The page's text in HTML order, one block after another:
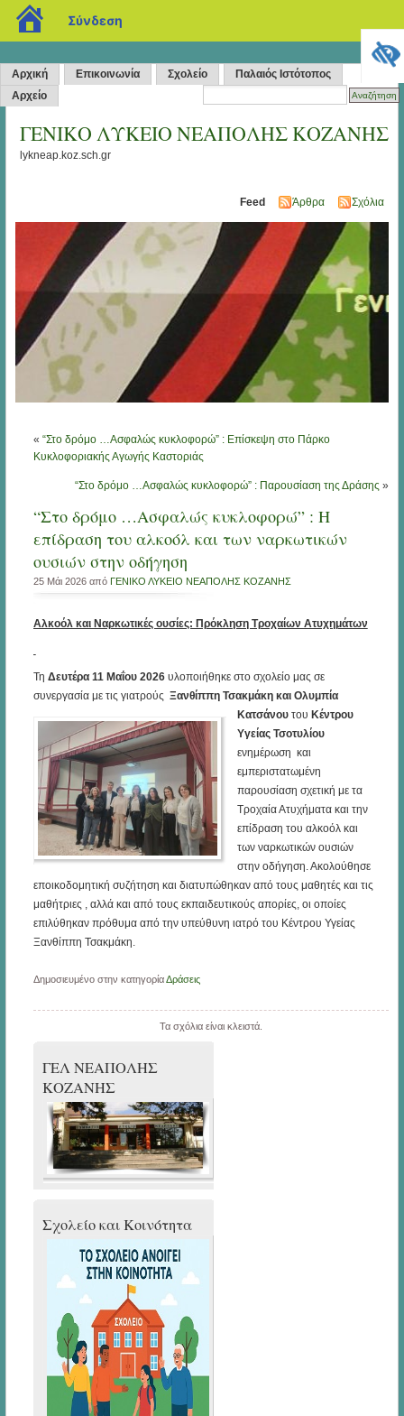
Αρχική Επικοινωνία Σχολείο
Παλαιός Ιστότοπος
Αρχείο
ΓΕΝΙΚΟ ΛΥΚΕΙΟ ΝΕΑΠΟΛΗΣ ΚΟΖΑΝΗΣ
lykneap.koz.sch.gr
Feed Άρθρα Σχόλια
« “Στο δρόμο …Ασφαλώς κυκλοφορώ” : Επίσκεψη στο Πάρκο
Κυκλοφοριακής Αγωγής Καστοριάς
“Στο δρόμο …Ασφαλώς κυκλοφορώ” : Παρουσίαση της Δράσης »
“Στο δρόμο …Ασφαλώς κυκλοφορώ” : Η
επίδραση του αλκοόλ και των ναρκωτικών
ουσιών στην οδήγηση
25 Μάι 2026 από ΓΕΝΙΚΟ ΛΥΚΕΙΟ ΝΕΑΠΟΛΗΣ ΚΟΖΑΝΗΣ
Αλκοόλ και Ναρκωτικές ουσίες: Πρόκληση Τροχαίων Ατυχημάτων
Τη Δευτέρα 11 Μαΐου 2026υλοποιήθηκε στο σχολείο μας σε
συνεργασία με τις γιατρούς Ξανθίππη Τσακμάκη καιΟλυμπία
Κατσάνουτου Κέντρου
Υγείας Τσοτυλίου
ενημέρωση και
εμπεριστατωμένη
παρουσίαση σχετική με τα
Τροχαία Ατυχήματα και την
επίδραση του αλκοόλ και
των ναρκωτικών ουσιών
στην οδήγηση. Ακολούθησε
εποικοδομητική συζήτηση και διατυπώθηκαν από τους μαθητές και τις
μαθήτριες , αλλά και από τους εκπαιδευτικούς απορίες, οι οποίες
επιλύθηκαν πρόθυμα από την υπεύθυνη ιατρό του Κέντρου Υγείας
Ξανθίππη Τσακμάκη.
Δημοσιευμένο στην κατηγορίαΔράσεις
Τα σχόλια είναι κλειστά.
ΓΕΛ ΝΕΑΠΟΛΗΣ
ΚΟΖΑΝΗΣ
Σχολείο και Κοινότητα
blogs.sch.gr
Σύνδεση